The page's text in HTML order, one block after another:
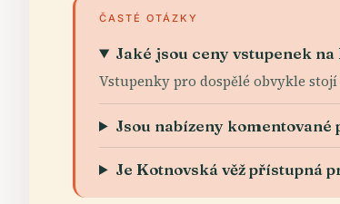
ČASTÉ OTÁZKY
Jaké jsou ceny vstupenek
Vstupenky pro dospělé obvykle
Jsou nabízeny
Je Kotnovská věž přístupná